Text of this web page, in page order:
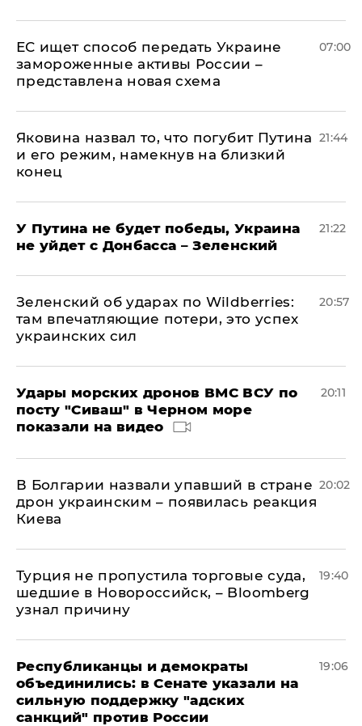
ЕС ищет способ передать Украине
замороженные активы России –
представлена новая схема
07:00
Яковина назвал то, что погубит Путина
и его режим, намекнув на близкий
конец
21:44
У Путина не будет победы, Украина
не уйдет с Донбасса – Зеленский
21:22
Зеленский об ударах по Wildberries:
там впечатляющие потери, это успех
украинских сил
20:57
Удары морских дронов ВМС ВСУ по
посту "Сиваш" в Черном море
показали на видео
20:11
В Болгарии назвали упавший в стране
дрон украинским – появилась реакция
Киева
20:02
Турция не пропустила торговые суда,
шедшие в Новороссийск, – Bloomberg
узнал причину
19:40
Республиканцы и демократы
объединились: в Сенате указали на
сильную поддержку "адских
санкций" против России
19:06